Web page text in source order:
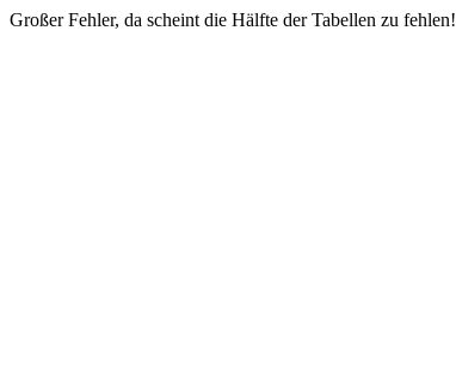
Großer Fehler, da scheint die Hälfte der Tabellen zu fehlen!